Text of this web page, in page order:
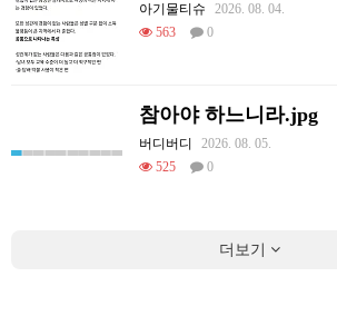
아기물티슈
2026. 08. 04.
563
0
참아야 하느니라.jpg
버디버디
2026. 08. 05.
525
0
더보기